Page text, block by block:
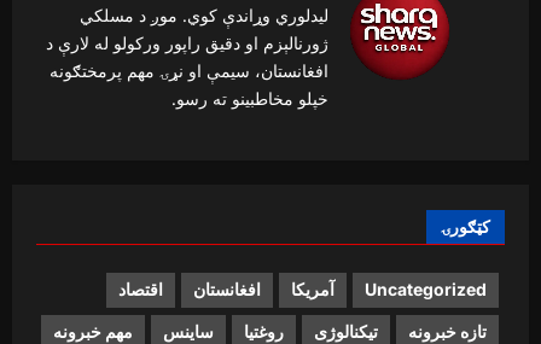
لیدلوري وړاندې کوي. موږ د مسلکي
ژورنالېزم او دقیق راپور ورکولو له لارې د
افغانستان، سیمې او نړۍ مهم پرمختګونه
خپلو مخاطبینو ته رسو.
کټګورۍ
Uncategorized آمریکا افغانستان اقتصاد
تازه خبرونه تیکنالوژی روغتیا ساینس مهم خبرونه